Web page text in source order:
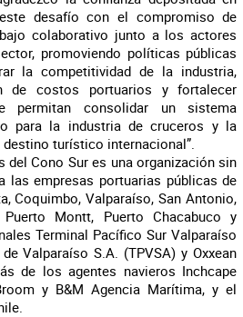
desafío con el compromiso de
colaborativo junto a los actores
promoviendo políticas públicas
la competitividad de la industria,
de costos portuarios y fortalecer
permitan consolidar un sistema
para la industria de cruceros y la
turístico internacional”.
del Cono Sur es una organización sin
las empresas portuarias públicas de
Coquimbo, Valparaíso, San Antonio,
Puerto Montt, Puerto Chacabuco y
Terminal Pacífico Sur Valparaíso
Valparaíso S.A. (TPVSA) y Oxxean
de los agentes navieros Inchcape
y B&M Agencia Marítima, y el